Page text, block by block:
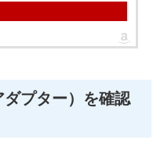
プター）を確認